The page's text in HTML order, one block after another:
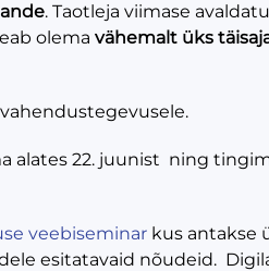
. Taotleja viimase
olema vähemalt üks
alates 22. juunist ning
veebiseminar kus antakse
esitatavaid nõudeid.